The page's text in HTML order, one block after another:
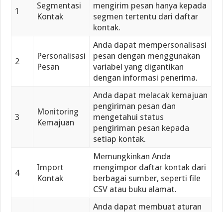
1
Segmentasi
Kontak
mengirim pesan hanya kepada
segmen tertentu dari daftar
kontak.
2
Personalisasi
Pesan
Anda dapat mempersonalisasi
pesan dengan menggunakan
variabel yang digantikan
dengan informasi penerima.
3
Monitoring
Kemajuan
Anda dapat melacak kemajuan
pengiriman pesan dan
mengetahui status
pengiriman pesan kepada
setiap kontak.
4
Import
Kontak
Memungkinkan Anda
mengimpor daftar kontak dari
berbagai sumber, seperti file
CSV atau buku alamat.
Anda dapat membuat aturan